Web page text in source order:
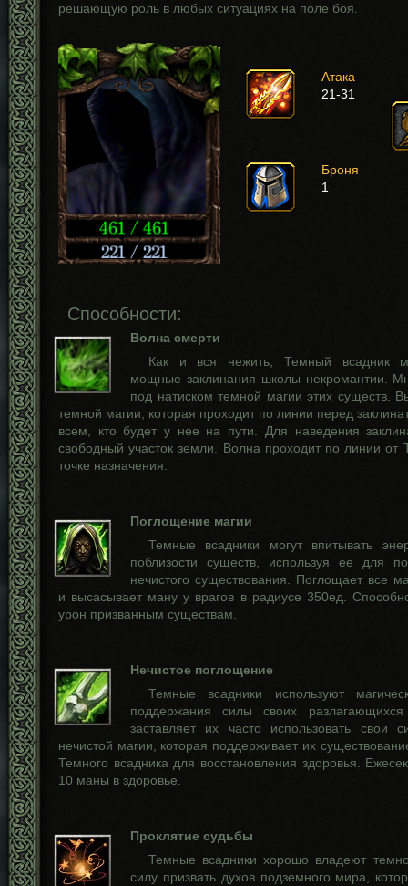
решающую роль в любых ситуациях на поле боя.
Атака
21-31
Броня
1
Способности:
Волна смерти
Как и вся нежить, Темный всадник
мощные заклинания школы некромантии.
под натиском темной магии этих существ.
темной магии, которая проходит по линии перед
всем, кто будет у нее на пути. Для наведения
свободный участок земли. Волна проходит по линии от
точке назначения.
Поглощение магии
Темные всадники могут впитывать
поблизости существ, используя ее для
нечистого существования. Поглощает все
и высасывает ману у врагов в радиусе 350ед.
урон призванным существам.
Нечистое поглощение
Темные всадники используют
поддержания силы своих разлагающихся
заставляет их часто использовать свои
нечистой магии, которая поддерживает их
Темного всадника для восстановления здоровья.
10 маны в здоровье.
Проклятие судьбы
Темные всадники хорошо владеют
силу призвать духов подземного мира,